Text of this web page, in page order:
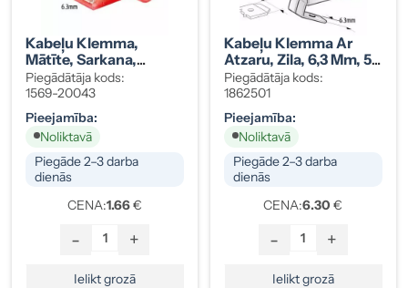
Kabeļu Klemma,
Mātīte, Sarkana,
Izolēta, 6,3 Mm, 10
Gab.
Piegādātāja kods:
1569-20043
Pieejamība:
Noliktavā
Piegāde 2–3 darba
dienās
CENA:1.66€
- +
Ielikt grozā
Kabeļu Klemma Ar
Atzaru, Zila, 6,3 Mm, 50
Gab.
Piegādātāja kods:
1862501
Pieejamība:
Noliktavā
Piegāde 2–3 darba
dienās
CENA:6.30 €
- +
Ielikt grozā